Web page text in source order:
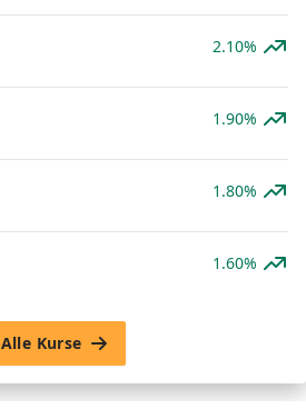
2.10%
1.90%
1.80%
1.60%
Alle Kurse